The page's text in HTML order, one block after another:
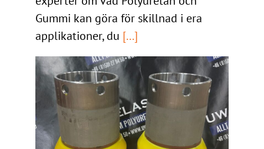
Gummi kan göra för skillnad i era
applikationer, du [...]